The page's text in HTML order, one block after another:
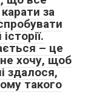
за
– це
хочу, щоб
здалося,
такого